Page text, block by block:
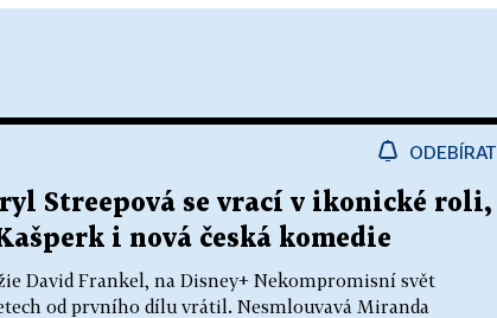
ODEBÍRAT
Streepová se vrací v ikonické roli,
i nová česká komedie
David Frankel, na Disney+ Nekompromisní svět
od prvního dílu vrátil. Nesmlouvavá Miranda